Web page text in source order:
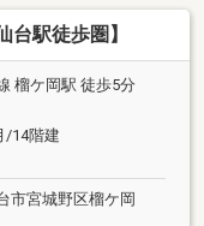
部分配管更新・エア
リング貼替・壁天
【購入のご相
売買物件も豊富で
ーンのご相談、投
！！
駅徒歩圏】
榴ケ岡駅 徒歩5分
/14階建
市宮城野区榴ケ岡